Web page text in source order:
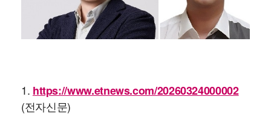
1. https://www.etnews.com/20260324000002
(전자신문)